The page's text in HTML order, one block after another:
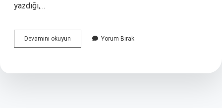
yazdığı,…
Devamını okuyun
Einstein
Etti
Yorum Bırak